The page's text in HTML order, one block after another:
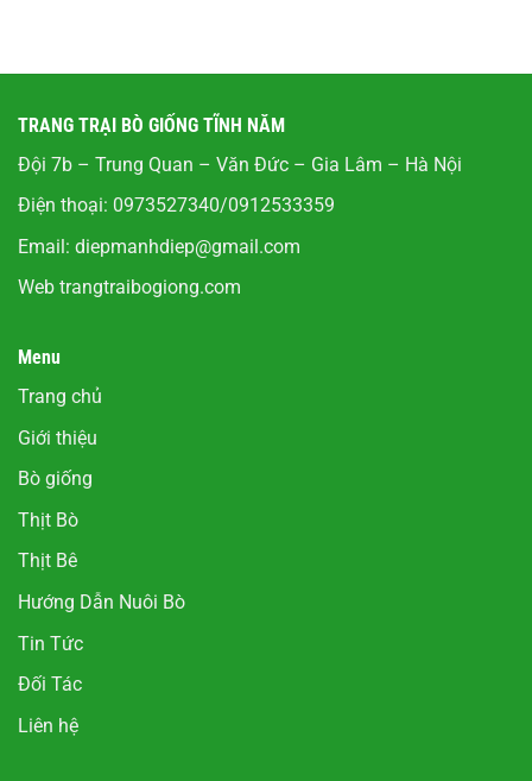
TRANG TRẠI BÒ GIỐNG TĨNH NĂM
Đội 7b – Trung Quan – Văn Đức – Gia Lâm – Hà Nội
Điện thoại: 0973527340/0912533359
Email: diepmanhdiep@gmail.com
Web trangtraibogiong.com
Menu
Trang chủ
Giới thiệu
Bò giống
Thịt Bò
Thịt Bê
Hướng Dẫn Nuôi Bò
Tin Tức
Đối Tác
Liên hệ